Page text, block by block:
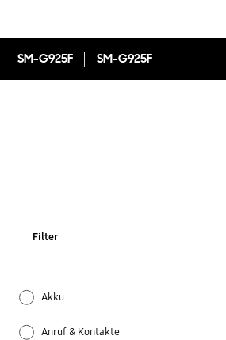
SM-G925F SM-G925F
Filter
Akku
Anruf & Kontakte